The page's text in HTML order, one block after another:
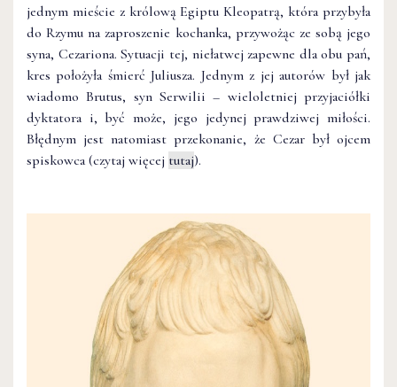
jednym mieście z królową Egiptu Kleopatrą, która przybyła
do Rzymu na zaproszenie kochanka, przywożąc ze sobą jego
syna, Cezariona. Sytuacji tej, niełatwej zapewne dla obu pań,
kres położyła śmierć Juliusza. Jednym z jej autorów był jak
wiadomo Brutus, syn Serwilii – wieloletniej przyjaciółki
dyktatora i, być może, jego jedynej prawdziwej miłości.
Błędnym jest natomiast przekonanie, że Cezar był ojcem
spiskowca (czytaj więcej tutaj).